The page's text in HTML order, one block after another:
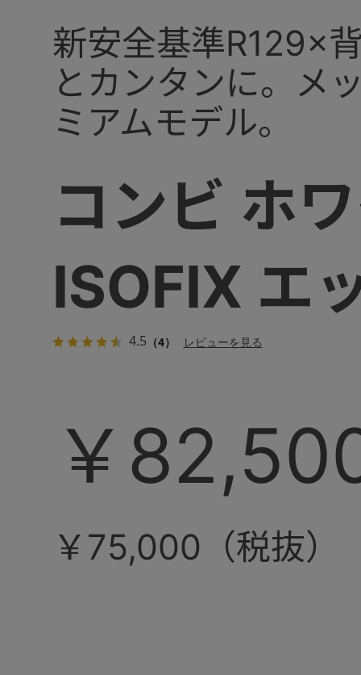
コンビ ホ
ISOFIX エ
4.5 （4） レビューを見る
新安全基準R129×
とカンタンに。メ
ミアムモデル。
￥
￥75,000（税抜）